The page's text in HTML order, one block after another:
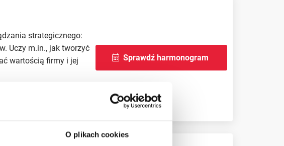
O plikach cookies
strategicznego:
Uczy m.in., jak tworzyć
wartością firmy i jej
Sprawdź harmonogram